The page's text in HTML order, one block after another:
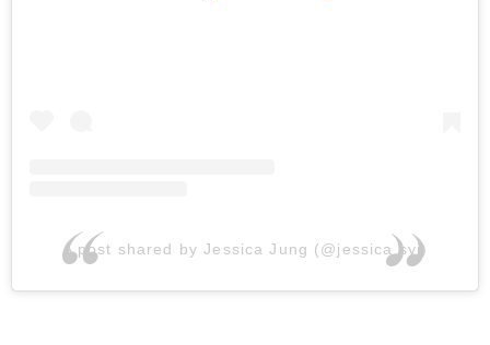
A post shared by Jessica Jung (@jessica.syj)